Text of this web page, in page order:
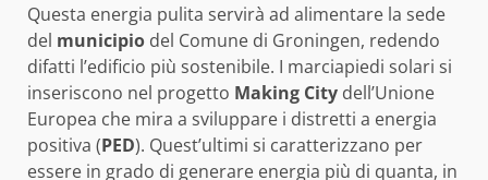
Questa energia pulita servirà ad alimentare la sede
del municipio del Comune di Groningen, redendo
difatti l’edificio più sostenibile. I marciapiedi solari si
inseriscono nel progetto Making City dell’Unione
Europea che mira a sviluppare i distretti a energia
positiva (PED). Quest’ultimi si caratterizzano per
essere in grado di generare energia più di quanta, in